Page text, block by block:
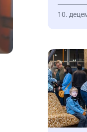
10.